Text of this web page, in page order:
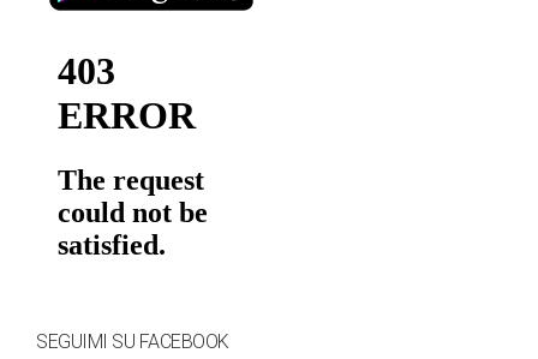
SEGUIMI SU FACEBOOK